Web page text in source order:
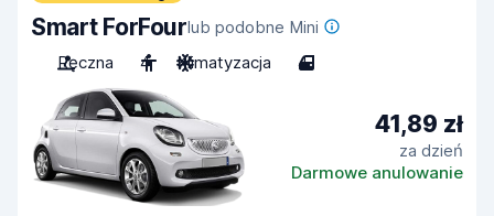
Smart ForFourlub podobne Mini
Ręczna
4 Klimatyzacja 4
41,89 zł
za dzień
Darmowe anulowanie